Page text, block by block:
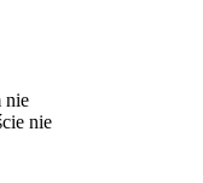
nie
nie